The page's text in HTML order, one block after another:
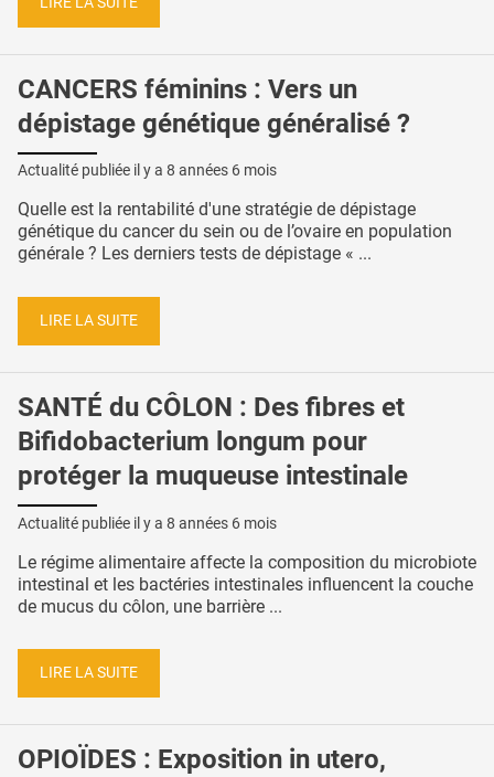
CANCERS féminins : Vers un
dépistage génétique généralisé ?
Actualité publiée il y a 8 années 6 mois
Quelle est la rentabilité d'une stratégie de dépistage
génétique du cancer du sein ou de l’ovaire en population
générale ? Les derniers tests de dépistage « ...
LIRE LA SUITE
SANTÉ du CÔLON : Des fibres et
Bifidobacterium longum pour
protéger la muqueuse intestinale
Actualité publiée il y a 8 années 6 mois
Le régime alimentaire affecte la composition du microbiote
intestinal et les bactéries intestinales influencent la couche
de mucus du côlon, une barrière ...
LIRE LA SUITE
OPIOÏDES : Exposition in utero,